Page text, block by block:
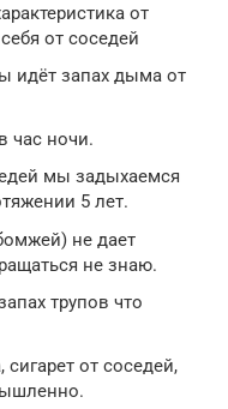
от
от соседей
идёт запах дыма от
час ночи.
мы задыхаемся
5 лет.
не дает
не знаю.
трупов что
сигарет от соседей,